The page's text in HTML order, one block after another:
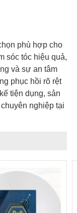
phù hợp cho
sóc tóc hiệu quả,
và sự an tâm
phục hồi rõ rệt
tiện dụng, sản
nghiệp tại